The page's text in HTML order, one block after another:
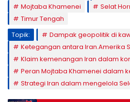
Mojtaba Khamenei
Selat
Timur Tengah
Topik:
Dampak geopolitik di
Ketegangan antara Iran.Amerika
Klaim kemenangan Iran dalam
Peran Mojtaba Khamenei dalam
Strategi Iran dalam mengelola